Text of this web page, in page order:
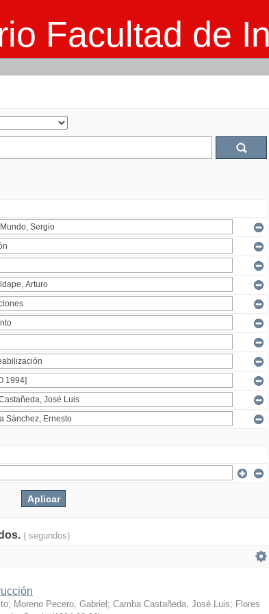
Facultad de
( segundos)
; Moreno Pecero, Gabriel ; Camba Castañeda, José Luis; Flores